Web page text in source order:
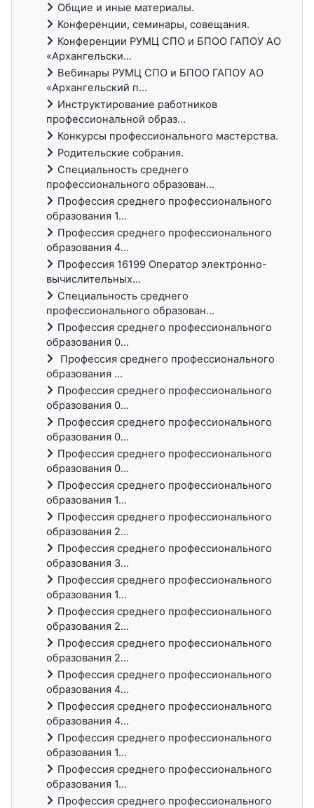
Общие и иные материалы.
Конференции, семинары, совещания.
Конференции РУМЦ СПО и БПОО ГАПОУ АО
«Архангельски...
Вебинары РУМЦ СПО и БПОО ГАПОУ АО
«Архангельский п...
Инструктирование работников
профессиональной образ...
Конкурсы профессионального мастерства.
Родительские собрания.
Специальность среднего
профессионального образован...
Профессия среднего профессионального
образования 1...
Профессия среднего профессионального
образования 4...
Профессия 16199 Оператор электронно-
вычислительных...
Специальность среднего
профессионального образован...
Профессия среднего профессионального
образования 0...
Профессия среднего профессионального
образования ...
Профессия среднего профессионального
образования 0...
Профессия среднего профессионального
образования 0...
Профессия среднего профессионального
образования 0...
Профессия среднего профессионального
образования 1...
Профессия среднего профессионального
образования 2...
Профессия среднего профессионального
образования 3...
Профессия среднего профессионального
образования 1...
Профессия среднего профессионального
образования 2...
Профессия среднего профессионального
образования 2...
Профессия среднего профессионального
образования 4...
Профессия среднего профессионального
образования 4...
Профессия среднего профессионального
образования 1...
Профессия среднего профессионального
образования 1...
Профессия среднего профессионального